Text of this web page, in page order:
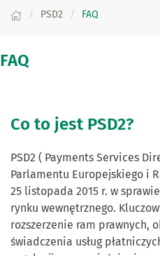
PSD2 FAQ
FAQ
Co to jest PSD2?
PSD2 ( Payments Services
Parlamentu Europejskiego i
25 listopada 2015 r. w
rynku wewnętrznego.
rozszerzenie ram prawnych,
świadczenia usług